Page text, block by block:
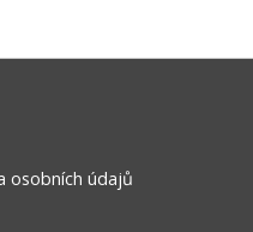
osobních údajů